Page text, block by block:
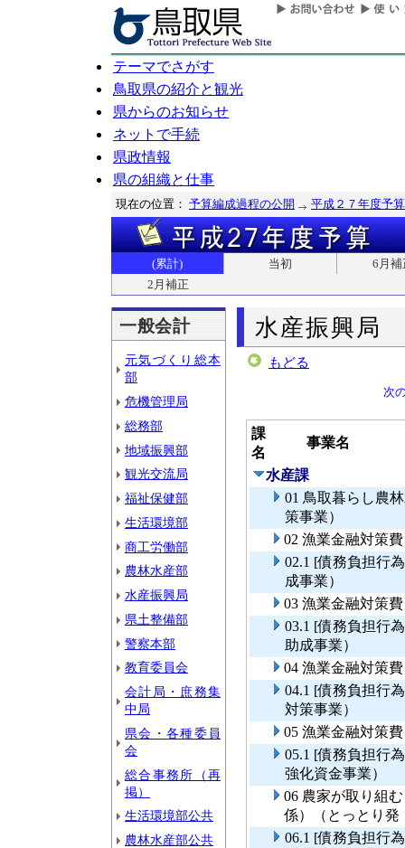
テーマでさがす
鳥取県の紹介と観光
県からのお知らせ
ネットで手続
県政情報
県の組織と仕事
現在の位置： 予算編成過程の公開 平成２７年度予算
(累計) 当初
6月補
2月補正
一般会計
元気づくり総本
部
危機管理局
総務部
地域振興部
観光交流局
福祉保健部
生活環境部
商工労働部
農林水産部
水産振興局
県土整備部
警察本部
教育委員会
会計局・庶務集
中局
県会・各種委員
会
総合事務所（再
掲）
生活環境部公共
農林水産部公共
水産振興局
もどる
次
課
名
事業名
水産課
01 鳥取暮らし農
策事業）
02 漁業金融対策
02.1 [債務負担行
成事業）
03 漁業金融対策
03.1 [債務負担行
助成事業）
04 漁業金融対策
04.1 [債務負担行
対策事業）
05 漁業金融対策
05.1 [債務負担行
強化資金事業）
06 農家が取り組
係）（とっとり発
06.1 [債務負担行